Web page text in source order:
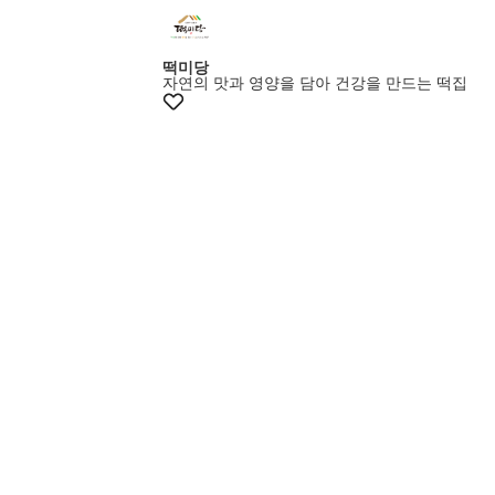
떡미당
자연의 맛과 영양을 담아 건강을 만드는 떡집